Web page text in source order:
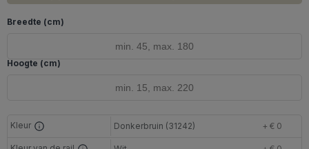
Breedte (cm)
Hoogte (cm)
Kleur Donkerbruin (31242) + € 0